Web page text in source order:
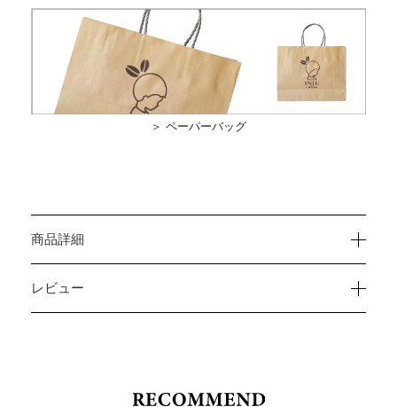
＞ ペーパーバッグ
商品詳細
レビュー